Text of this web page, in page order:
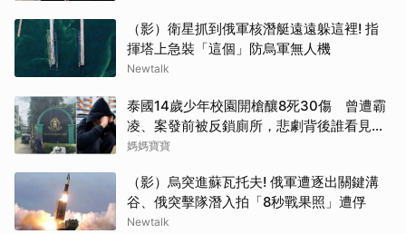
（影）衛星抓到俄軍核潛艇遠遠躲這裡! 指
揮塔上急裝「這個」防烏軍無人機
Newtalk
泰國14歲少年校園開槍釀8死30傷 曾遭霸
凌、案發前被反鎖廁所，悲劇背後誰看見了
求救訊號？
媽媽寶寶
（影）烏突進蘇瓦托夫! 俄軍遭逐出關鍵溝
谷、俄突擊隊潛入拍「8秒戰果照」遭俘
Newtalk